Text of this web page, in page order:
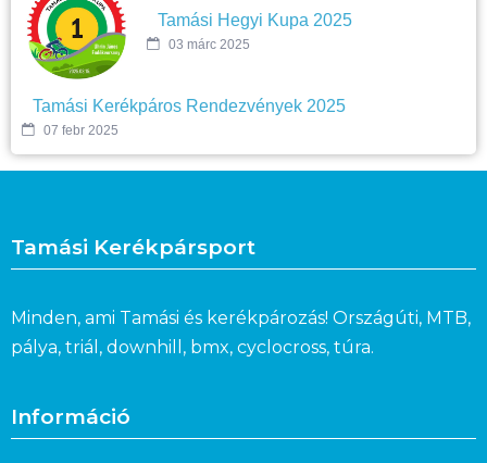
Tamási Hegyi Kupa 2025
03 márc 2025
Tamási Kerékpáros Rendezvények 2025
07 febr 2025
Tamási Kerékpársport
Minden, ami Tamási és kerékpározás! Országúti, MTB,
pálya, triál, downhill, bmx, cyclocross, túra.
Információ